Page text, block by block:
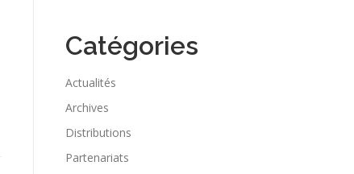
Catégories
Actualités
Archives
Distributions
Partenariats